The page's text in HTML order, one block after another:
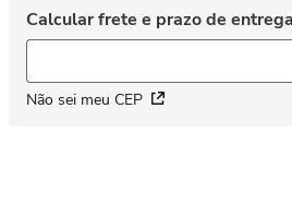
Não sei meu CEP